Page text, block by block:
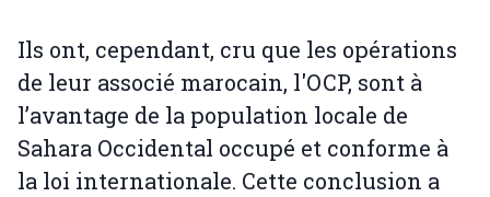
Ils ont, cependant, cru que les opérations
de leur associé marocain, l'OCP, sont à
l’avantage de la population locale de
Sahara Occidental occupé et conforme à
la loi internationale. Cette conclusion a